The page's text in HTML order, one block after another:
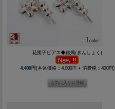
花団子ピアス◆銀燭(ぎんしょく)
4,400円(本体価格：4,000円 + 消費税：400円)